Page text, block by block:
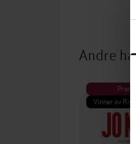
Andre
Vinner av